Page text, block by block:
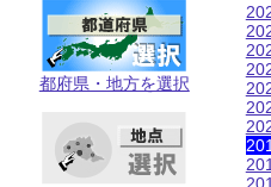
都府県・地方を選択